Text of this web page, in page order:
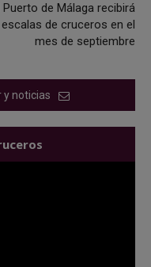
Puerto de Málaga recibirá
escalas de cruceros en el
mes de septiembre
y noticias